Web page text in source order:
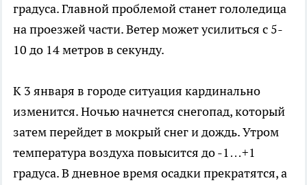
градуса. Главной проблемой станет гололедица
на проезжей части. Ветер может усилиться с 5-
10 до 14 метров в секунду.
К 3 января в городе ситуация кардинально
изменится. Ночью начнется снегопад, который
затем перейдет в мокрый снег и дождь. Утром
температура воздуха повысится до -1…+1
градуса. В дневное время осадки прекратятся, а